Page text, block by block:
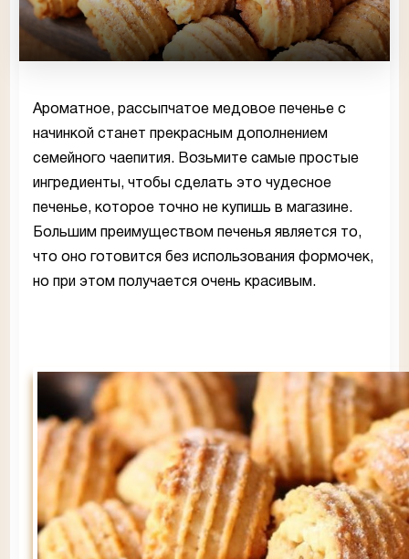
Ароматное, рассыпчатое медовое печенье с
начинкой станет прекрасным дополнением
семейного чаепития. Возьмите самые простые
ингредиенты, чтобы сделать это чудесное
печенье, которое точно не купишь в магазине.
Большим преимуществом печенья является то,
что оно готовится без использования формочек,
но при этом получается очень красивым.